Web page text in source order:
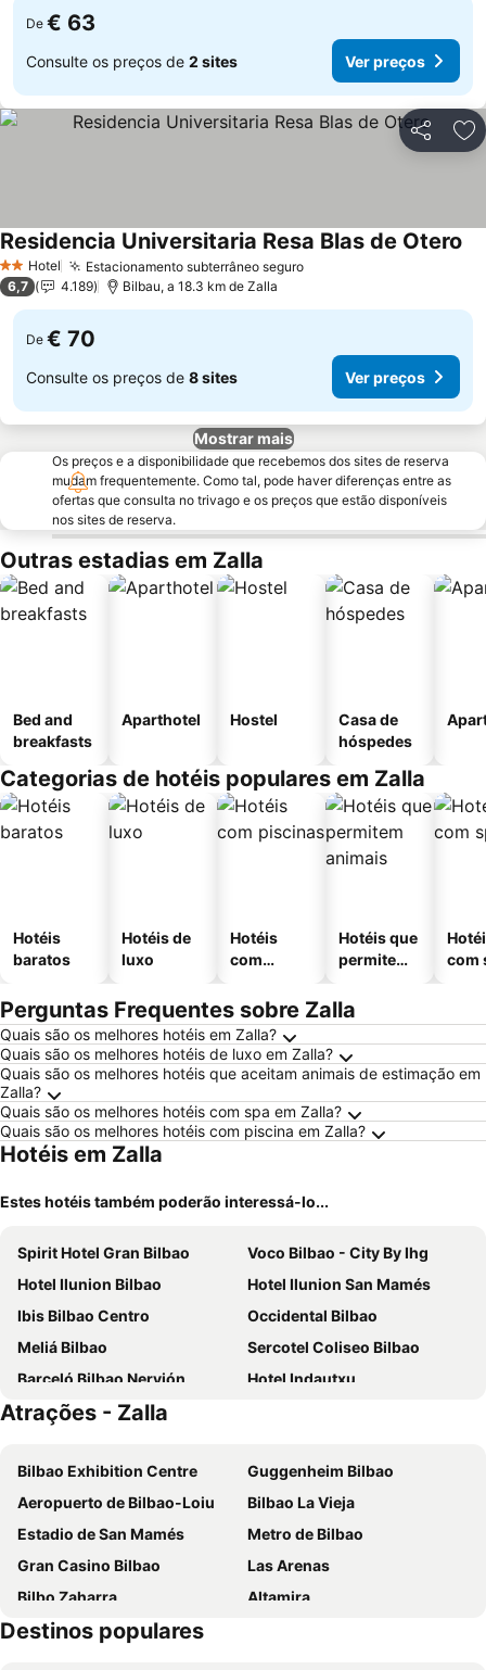
De € 63
Consulte os preços de 2 sites Ver preços
Partilhar
2 Estrelas
Hotel Estacionamento subterrâneo seguroVer preços
Residencia Universitaria Resa Blas de Otero
6,7 4.189 Bilbau, a 18.3 km de Zalla
De € 70
Consulte os preços de 8 sites Ver preços
Mostrar mais
Os preços e a disponibilidade que recebemos dos sites de reserva
mudam frequentemente. Como tal, pode haver diferenças entre as
ofertas que consulta no trivago e os preços que estão disponíveis
nos sites de reserva.
Outras estadias em Zalla
Bed and
breakfasts
Aparthotel Hostel
Casa de
hóspedes
Categorias de hotéis populares em Zalla
Hotéis
baratos
Hotéis de
luxo
Hotéis
com
Hotéis que
permitem
com
Perguntas Frequentes sobre Zalla
Quais são os melhores hotéis em Zalla?
Quais são os melhores hotéis de luxo em Zalla?
Quais são os melhores hotéis que aceitam animais de estimação em
Zalla?
Quais são os melhores hotéis com spa em Zalla?
Quais são os melhores hotéis com piscina em Zalla?
Hotéis em Zalla
Estes hotéis também poderão interessá-lo...
Spirit Hotel Gran Bilbao
Voco Bilbao - City By Ihg
Hotel Ilunion Bilbao
Hotel Ilunion San Mamés
Ibis Bilbao Centro
Occidental Bilbao
Meliá Bilbao
Sercotel Coliseo Bilbao
Barceló Bilbao Nervión
Hotel Indautxu
Mercure Bilbao Jardines De Albia
Sercotel Arenal Bilbao
Hesperia Bilbao
Hotel Puerta de Bilbao
Abba Euskalduna Hotel
Silken Sirimiri
Hotel Zenit Bilbao
NH Collection Villa de Bilbao
Hotel Abando
Radisson Collection Bilbao
Petit Palace Arana
Hotel Carlton
Atrações - Zalla
Bilbao Exhibition Centre
Guggenheim Bilbao
Aeropuerto de Bilbao-Loiu
Bilbao La Vieja
Estadio de San Mamés
Metro de Bilbao
Gran Casino Bilbao
Las Arenas
Bilbo Zaharra
Altamira
Passeio do Arenal
Destinos populares